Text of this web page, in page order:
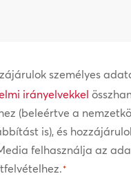
személyes
irányelvekkel
(beleértve a
is), és
felhasználja az
*